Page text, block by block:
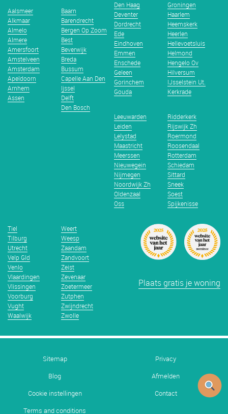
Aalsmeer
Alkmaar
Almelo
Almere
Amersfoort
Amstelveen
Amsterdam
Apeldoorn
Arnhem
Assen
Baarn
Barendrecht
Bergen Op Zoom
Best
Beverwijk
Breda
Bussum
Capelle Aan Den
Ijssel
Delft
Den Bosch
Den Haag
Deventer
Dordrecht
Ede
Eindhoven
Emmen
Enschede
Geleen
Gorinchem
Gouda
Groningen
Haarlem
Heemskerk
Heerlen
Hellevoetsluis
Helmond
Hengelo Ov
Hilversum
IJsselstein Ut.
Kerkrade
Leeuwarden
Leiden
Lelystad
Maastricht
Meerssen
Nieuwegein
Nijmegen
Noordwijk Zh
Oldenzaal
Oss
Ridderkerk
Rijswijk Zh
Roermond
Roosendaal
Rotterdam
Schiedam
Sittard
Sneek
Soest
Spijkenisse
Tiel
Tilburg
Utrecht
Velp Gld
Venlo
Vlaardingen
Vlissingen
Voorburg
Vught
Waalwijk
Weert
Weesp
Zaandam
Zandvoort
Zeist
Zevenaar
Zoetermeer
Zutphen
Zwijndrecht
Zwolle
Plaats gratis je woning
Sitemap
Privacy
Blog
Afmelden
Cookie instellingen
Contact
Terms and conditions